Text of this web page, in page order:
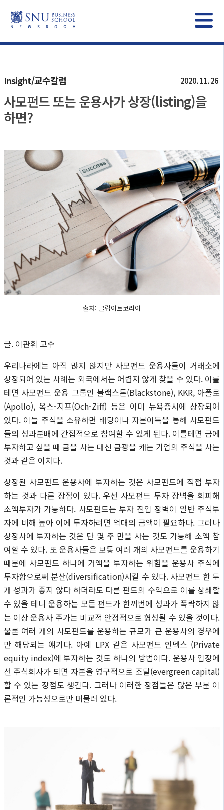
Insight/교수칼럼 2020. 11. 26
사모펀드 또는 운용사가 상장(listing)을
하면?
출처: 클립아트코리아
글. 이관휘 교수
우리나라에는 아직 많지 않지만 사모펀드 운용사들이 거래소에
상장되어 있는 사례는 외국에서는 어렵지 않게 찾을 수 있다. 이를
테면 사모펀드 운용 그룹인 블랙스톤(Blackstone), KKR, 아폴로
(Apollo), 옥스-지프(Och-Ziff) 등은 이미 뉴욕증시에 상장되어
있다. 이들 주식을 소유하면 배당이나 자본이득을 통해 사모펀드
들의 성과분배에 간접적으로 참여할 수 있게 된다. 이를테면 금에
투자하고 싶을 때 금을 사는 대신 금광을 캐는 기업의 주식을 사는
것과 같은 이치다.
상장된 사모펀드 운용사에 투자하는 것은 사모펀드에 직접 투자
하는 것과 다른 장점이 있다. 우선 사모펀드 투자 장벽을 회피해
소액투자가 가능하다. 사모펀드는 투자 진입 장벽이 일반 주식투
자에 비해 높아 이에 투자하려면 억대의 금액이 필요하다. 그러나
상장사에 투자하는 것은 단 몇 주 만을 사는 것도 가능해 소액 참
여할 수 있다. 또 운용사들은 보통 여러 개의 사모펀드를 운용하기
때문에 사모펀드 하나에 거액을 투자하는 위험을 운용사 주식에
투자함으로써 분산(diversification)시킬 수 있다. 사모펀드 한 두
개 성과가 좋지 않다 하더라도 다른 펀드의 수익으로 이를 상쇄할
수 있을 테니 운용하는 모든 펀드가 한꺼번에 성과가 폭락하지 않
는 이상 운용사 주가는 비교적 안정적으로 형성될 수 있을 것이다.
물론 여러 개의 사모펀드를 운용하는 규모가 큰 운용사의 경우에
만 해당되는 얘기다. 아예 LPX 같은 사모펀드 인덱스 (Private
equity index)에 투자하는 것도 하나의 방법이다. 운용사 입장에
선 주식회사가 되면 자본을 영구적으로 조달(evergreen capital)
할 수 있는 장점도 생긴다. 그러나 이러한 장점들은 많은 부분 이
론적인 가능성으로만 머물러 있다.